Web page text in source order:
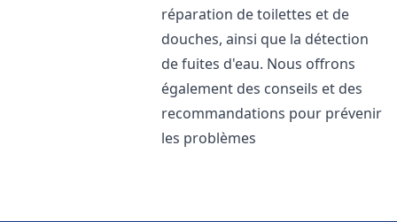
réparation de toilettes et de
douches, ainsi que la détection
de fuites d'eau. Nous offrons
également des conseils et des
recommandations pour prévenir
les problèmes